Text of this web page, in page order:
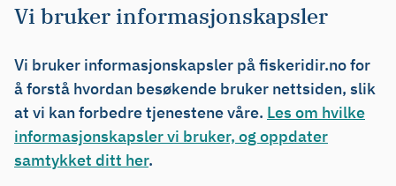
Vi bruker informasjonskapsler
Vi bruker informasjonskapsler på fiskeridir.no for
å forstå hvordan besøkende bruker nettsiden, slik
at vi kan forbedre tjenestene våre. Les om hvilke
informasjonskapsler vi bruker, og oppdater
samtykket ditt her.